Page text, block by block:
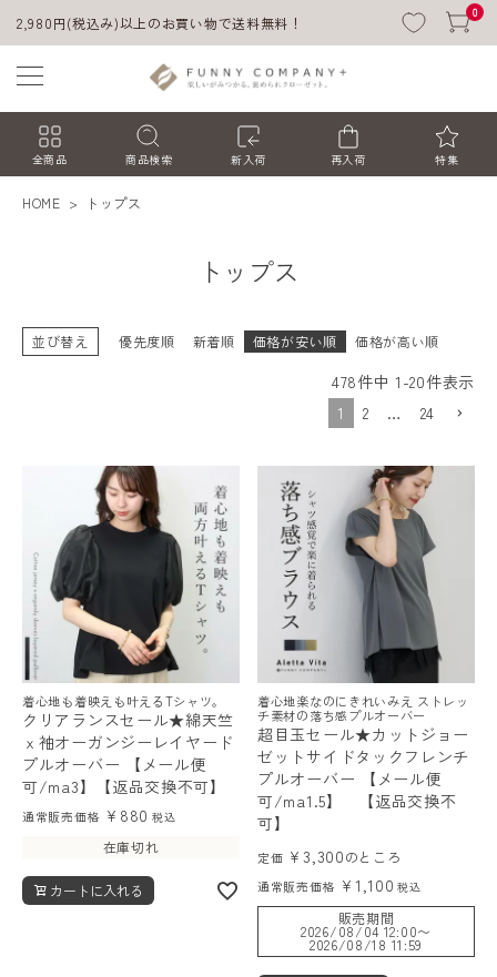
2,980円(税込み)以上のお買い物で送料無料！
0
全商品 商品検索 新入荷 再入荷 特集
ログイン 会員登録
レディーストップス
レディースボトムス
ファッション雑貨
会員ステージ特典プログラムについて
ご利用ガイド
HOME トップス
トップス
並び替え 優先度順 新着順 価格が安い順 価格が高い順
478件中 1 -20件表示
1
2 … 24
着心地も着映えも叶えるTシャツ。
クリアランスセール★綿天竺
ｘ袖オーガンジーレイヤード
プルオーバー 【メール便
可/ma3】【返品交換不可】
通常販売価格 ¥ 880 税込
在庫切れ
カートに入れる
着心地楽なのにきれいみえ ストレッ
チ素材の落ち感プルオーバー
超目玉セール★カットジョー
ゼットサイドタックフレンチ
プルオーバー 【メール便
可/ma1.5】 【返品交換不
可】
定価 ¥3,300のところ
通常販売価格 ¥ 1,100 税込
販売期間
2026/08/04 12:00〜
2026/08/18 11:59